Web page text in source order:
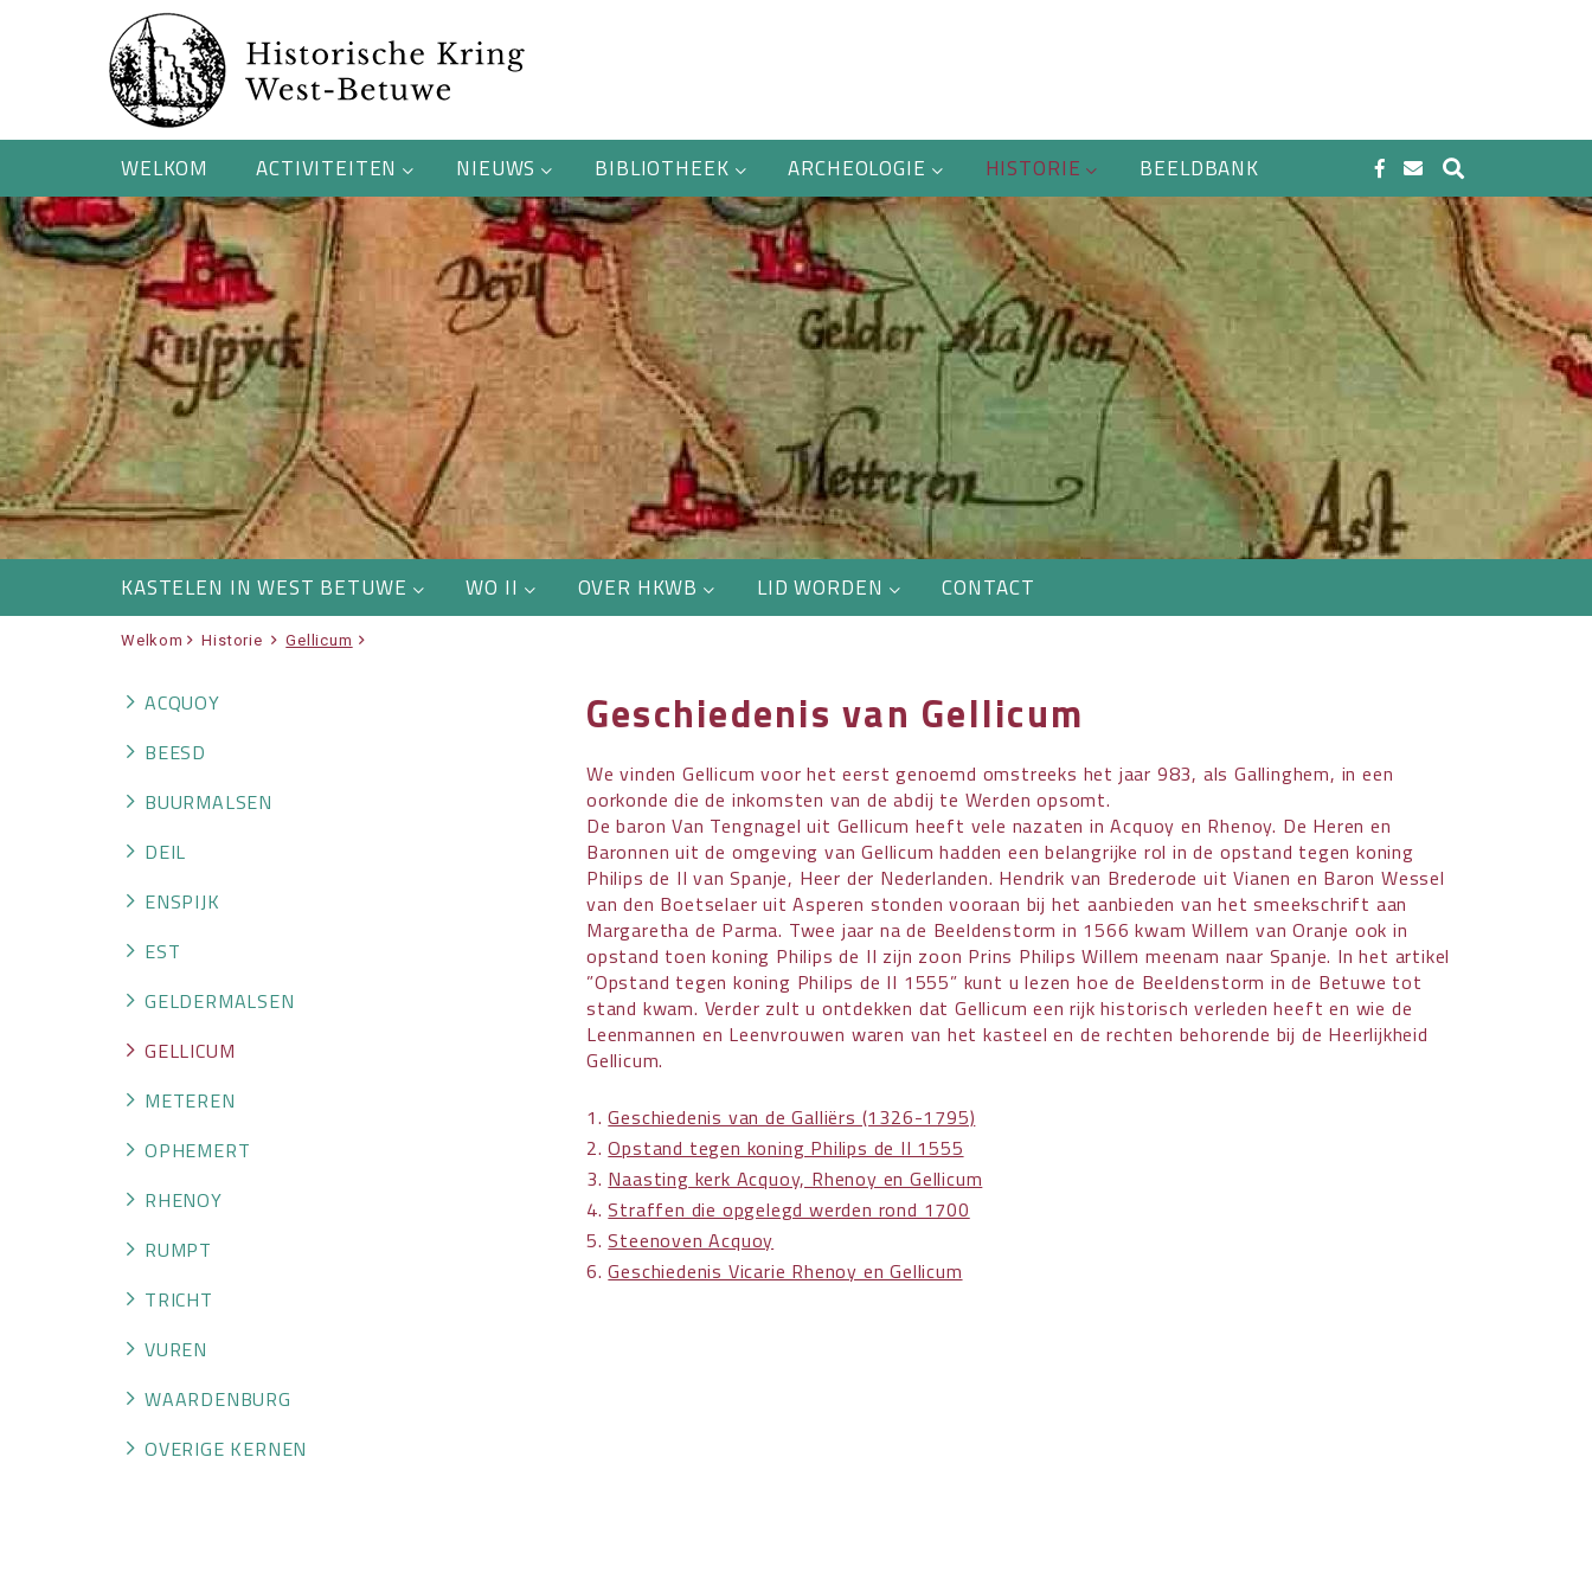
WELKOM ACTIVITEITEN NIEUWS BIBLIOTHEEK ARCHEOLOGIE HISTORIE BEELDBANK
KASTELEN IN WEST BETUWE WO II OVER HKWB LID WORDEN CONTACT
Welkom Historie Gellicum
ACQUOY
BEESD
BUURMALSEN
DEIL
ENSPIJK
EST
GELDERMALSEN
GELLICUM
METEREN
OPHEMERT
RHENOY
RUMPT
TRICHT
VUREN
WAARDENBURG
OVERIGE KERNEN
Geschiedenis van Gellicum
We vinden Gellicum voor het eerst genoemd omstreeks het jaar 983, als Gallinghem, in een
oorkonde die de inkomsten van de abdij te Werden opsomt.
De baron Van Tengnagel uit Gellicum heeft vele nazaten in Acquoy en Rhenoy. De Heren en
Baronnen uit de omgeving van Gellicum hadden een belangrijke rol in de opstand tegen koning
Philips de II van Spanje, Heer der Nederlanden. Hendrik van Brederode uit Vianen en Baron Wessel
van den Boetselaer uit Asperen stonden vooraan bij het aanbieden van het smeekschrift aan
Margaretha de Parma. Twee jaar na de Beeldenstorm in 1566 kwam Willem van Oranje ook in
opstand toen koning Philips de II zijn zoon Prins Philips Willem meenam naar Spanje. In het artikel
”Opstand tegen koning Philips de II 1555” kunt u lezen hoe de Beeldenstorm in de Betuwe tot
stand kwam. Verder zult u ontdekken dat Gellicum een rijk historisch verleden heeft en wie de
Leenmannen en Leenvrouwen waren van het kasteel en de rechten behorende bij de Heerlijkheid
Gellicum.
1.Geschiedenis van de Galliërs (1326-1795)
2.Opstand tegen koning Philips de II 1555
3. Naasting kerk Acquoy, Rhenoy en Gellicum
4.Straffen die opgelegd werden rond 1700
5.Steenoven Acquoy
6.Geschiedenis Vicarie Rhenoy en Gellicum